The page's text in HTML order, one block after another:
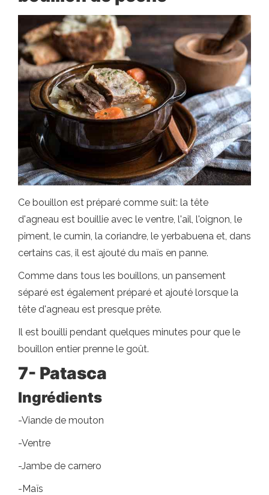
Ce bouillon est préparé comme suit: la tête
d'agneau est bouillie avec le ventre, l'ail, l'oignon, le
piment, le cumin, la coriandre, le yerbabuena et, dans
certains cas, il est ajouté du maïs en panne.
Comme dans tous les bouillons, un pansement
séparé est également préparé et ajouté lorsque la
tête d'agneau est presque prête.
Il est bouilli pendant quelques minutes pour que le
bouillon entier prenne le goût.
7- Patasca
Ingrédients
-Viande de mouton
-Ventre
-Jambe de carnero
-Maïs